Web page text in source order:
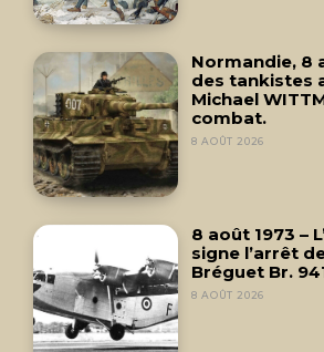
Normandie, 8
des tankistes
Michael
combat.
8 AOÛT 2026
8 août 1973 –
signe l’arrêt
Bréguet Br.
8 AOÛT 2026